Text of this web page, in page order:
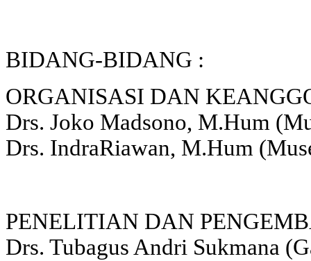
BIDANG-BIDANG :
ORGANISASI DAN
Drs. Joko Madsono, M.Hum
Drs. IndraRiawan, M.Hum
PENELITIAN DAN
Drs. Tubagus Andri Sukmana